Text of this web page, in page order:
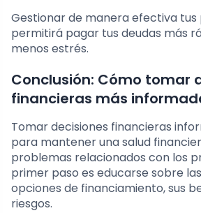
Gestionar de manera efectiva
permitirá pagar tus deudas más
menos estrés.
Conclusión: Cómo tomar
financieras más
Tomar decisiones financieras
para mantener una salud
problemas relacionados con los
primer paso es educarse sobre
opciones de financiamiento, sus
riesgos.